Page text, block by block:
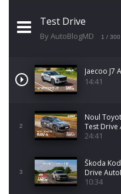
Test Drive
By AutoBlogMD 1 / 300
Jaecoo J7
14:41
2
Noul
Test Drive
24:41
3
Škoda
Drive
10:34